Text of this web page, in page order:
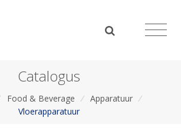
Catalogus
Food & Beverage / Apparatuur /
Vloerapparatuur